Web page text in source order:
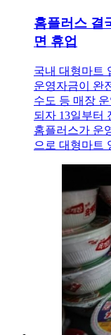
홈플러스 결
면 휴업
국내 대형마트
운영자금이 완
수도 등 매장
되자 13일부터
홈플러스가 운
으로 대형마트